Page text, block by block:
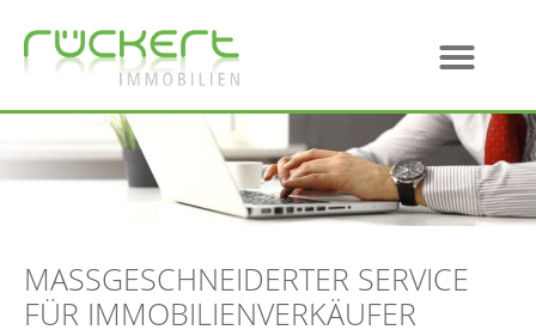
MASSGESCHNEIDERTER SERVICE F
ÜR IMMOBILIENVERKÄUFER